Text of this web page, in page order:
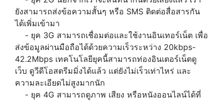
ยังสามารถส่งข้อความสั้นๆ หรือ SMS ติดต่อสื่อสารกัน
ได้เพิ่มเข้ามา
- ยุค 3G สามารถเชื่อมต่อและใช้งานอินเทอร์เน็ต เพื่อ
ส่งข้อมูลผ่านมือถือได้ด้วยความเร็วระหว่าง 20kbps-
42.2Mbps เทคโนโลยียุคนี้สามารถท่องอินเตอร์เน็ตดู
เว็บ ดูวีดีโอสตรีมมิ่งได้แล้ว แต่ยังไม่เร็วเท่าไหร่ และ
ความละเอียดไม่สูงมากนัก
- ยุค 4G สามารถดูภาพ เสียง หรือหนังออนไลน์ได้ที่